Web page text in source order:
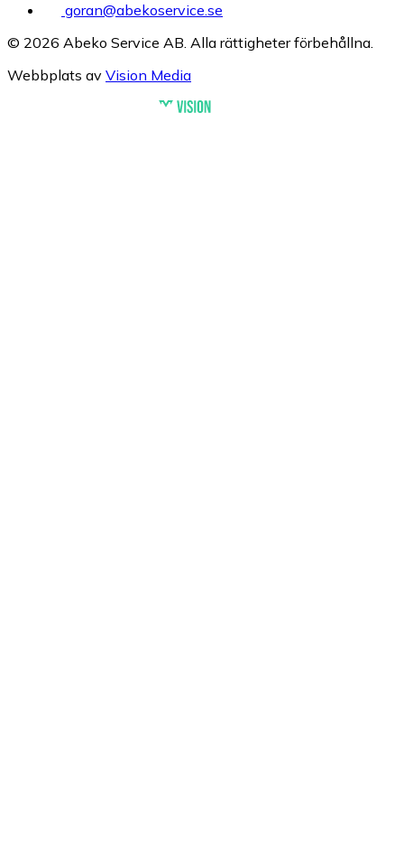
goran@abekoservice.se
© 2026 Abeko Service AB. Alla rättigheter förbehållna.
Webbplats av Vision Media